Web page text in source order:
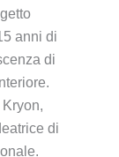
anni di
di
di